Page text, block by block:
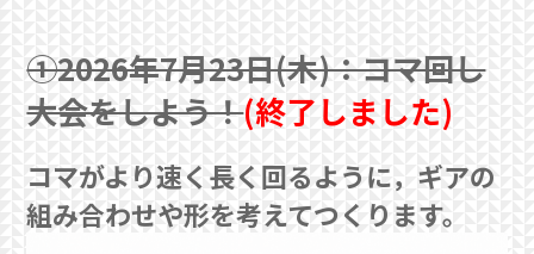
①2026年7月23日(木)：コマ回し
大会をしよう！(終了しました)
コマがより速く長く回るように，ギアの
組み合わせや形を考えてつくります。